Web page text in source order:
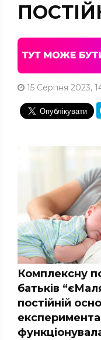
15 Серпня 2023,
Комплексну
батьків
постійній